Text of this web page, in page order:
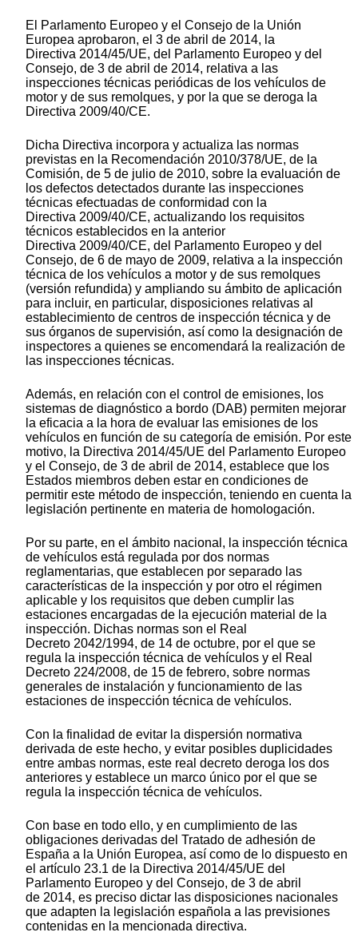
El Parlamento Europeo y el Consejo de la Unión
Europea aprobaron, el 3 de abril de 2014, la
Directiva 2014/45/UE, del Parlamento Europeo y del
Consejo, de 3 de abril de 2014, relativa a las
inspecciones técnicas periódicas de los vehículos de
motor y de sus remolques, y por la que se deroga la
Directiva 2009/40/CE.
Dicha Directiva incorpora y actualiza las normas
previstas en la Recomendación 2010/378/UE, de la
Comisión, de 5 de julio de 2010, sobre la evaluación de
los defectos detectados durante las inspecciones
técnicas efectuadas de conformidad con la
Directiva 2009/40/CE, actualizando los requisitos
técnicos establecidos en la anterior
Directiva 2009/40/CE, del Parlamento Europeo y del
Consejo, de 6 de mayo de 2009, relativa a la inspección
técnica de los vehículos a motor y de sus remolques
(versión refundida) y ampliando su ámbito de aplicación
para incluir, en particular, disposiciones relativas al
establecimiento de centros de inspección técnica y de
sus órganos de supervisión, así como la designación de
inspectores a quienes se encomendará la realización de
las inspecciones técnicas.
Además, en relación con el control de emisiones, los
sistemas de diagnóstico a bordo (DAB) permiten mejorar
la eficacia a la hora de evaluar las emisiones de los
vehículos en función de su categoría de emisión. Por este
motivo, la Directiva 2014/45/UE del Parlamento Europeo
y el Consejo, de 3 de abril de 2014, establece que los
Estados miembros deben estar en condiciones de
permitir este método de inspección, teniendo en cuenta la
legislación pertinente en materia de homologación.
Por su parte, en el ámbito nacional, la inspección técnica
de vehículos está regulada por dos normas
reglamentarias, que establecen por separado las
características de la inspección y por otro el régimen
aplicable y los requisitos que deben cumplir las
estaciones encargadas de la ejecución material de la
inspección. Dichas normas son el Real
Decreto 2042/1994, de 14 de octubre, por el que se
regula la inspección técnica de vehículos y el Real
Decreto 224/2008, de 15 de febrero, sobre normas
generales de instalación y funcionamiento de las
estaciones de inspección técnica de vehículos.
Con la finalidad de evitar la dispersión normativa
derivada de este hecho, y evitar posibles duplicidades
entre ambas normas, este real decreto deroga los dos
anteriores y establece un marco único por el que se
regula la inspección técnica de vehículos.
Con base en todo ello, y en cumplimiento de las
obligaciones derivadas del Tratado de adhesión de
España a la Unión Europea, así como de lo dispuesto en
el artículo 23.1 de la Directiva 2014/45/UE del
Parlamento Europeo y del Consejo, de 3 de abril
de 2014, es preciso dictar las disposiciones nacionales
que adapten la legislación española a las previsiones
contenidas en la mencionada directiva.